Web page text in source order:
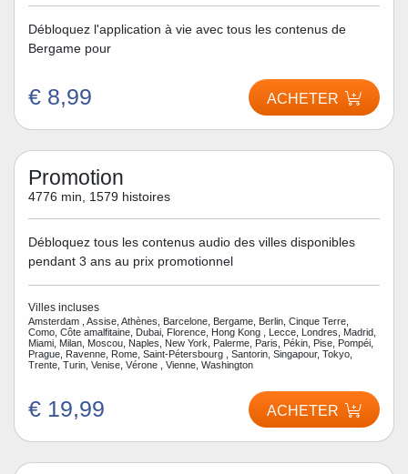
Débloquez l'application à vie avec tous les contenus de
Bergame pour
€ 8,99 ACHETER
Promotion
4776 min, 1579 histoires
Débloquez tous les contenus audio des villes disponibles
pendant 3 ans au prix promotionnel
Villes incluses
Amsterdam , Assise, Athènes, Barcelone, Bergame, Berlin, Cinque Terre,
Como, Côte amalfitaine, Dubai, Florence, Hong Kong , Lecce, Londres, Madrid,
Miami, Milan, Moscou, Naples, New York, Palerme, Paris, Pékin, Pise, Pompéi,
Prague, Ravenne, Rome, Saint-Pétersbourg , Santorin, Singapour, Tokyo,
Trente, Turin, Venise, Vérone , Vienne, Washington
€ 19,99 ACHETER